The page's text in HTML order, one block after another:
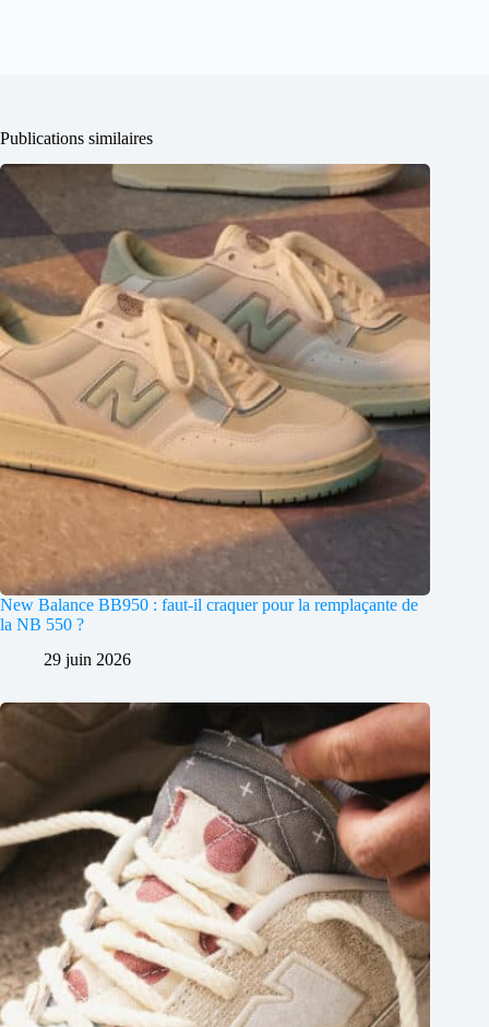
Publications similaires
New Balance BB950 : faut-il craquer pour la remplaçante de
la NB 550 ?
29 juin 2026